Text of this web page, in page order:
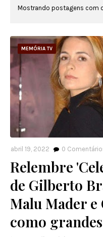
Mostrando postagens com
MEMÓRIA TV
abril 19, 2022 0
Relembre
de Gilberto
Malu Mader e
como